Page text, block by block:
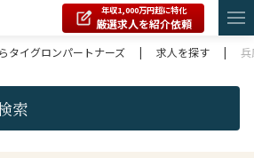
年収1,000万円超に特化
厳選求人を紹介依頼
タイグロンパートナーズ
| 求人を探す |
索